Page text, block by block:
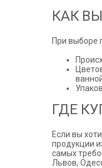
КАК
При выборе
ГДЕ
Если вы
продукции
самых
Львов,